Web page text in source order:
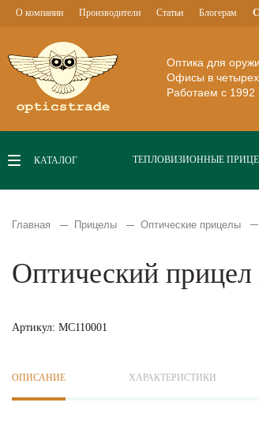
Оптика для
Офисы в четырех
Работаем с 1992
О компании Производители Статьи Блогерам
КАТАЛОГ ТЕПЛОВИЗИОННЫЕ
Главная Прицелы Оптические прицелы
Оптический
Артикул: MC110001
ОПИСАНИЕ ХАРАКТЕРИСТИКИ